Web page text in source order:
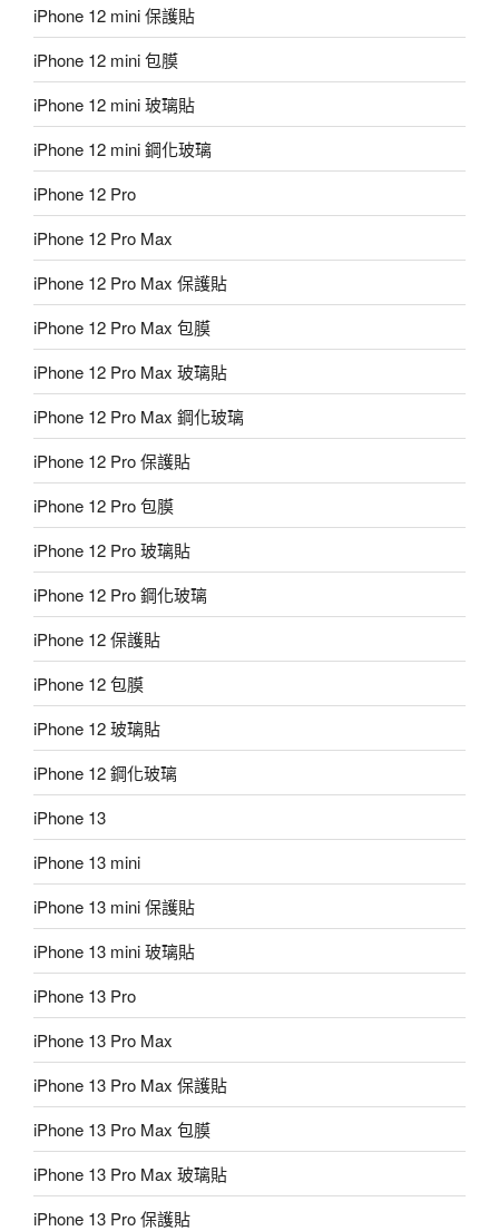
iPhone 12 mini 保護貼
iPhone 12 mini 包膜
iPhone 12 mini 玻璃貼
iPhone 12 mini 鋼化玻璃
iPhone 12 Pro
iPhone 12 Pro Max
iPhone 12 Pro Max 保護貼
iPhone 12 Pro Max 包膜
iPhone 12 Pro Max 玻璃貼
iPhone 12 Pro Max 鋼化玻璃
iPhone 12 Pro 保護貼
iPhone 12 Pro 包膜
iPhone 12 Pro 玻璃貼
iPhone 12 Pro 鋼化玻璃
iPhone 12 保護貼
iPhone 12 包膜
iPhone 12 玻璃貼
iPhone 12 鋼化玻璃
iPhone 13
iPhone 13 mini
iPhone 13 mini 保護貼
iPhone 13 mini 玻璃貼
iPhone 13 Pro
iPhone 13 Pro Max
iPhone 13 Pro Max 保護貼
iPhone 13 Pro Max 包膜
iPhone 13 Pro Max 玻璃貼
iPhone 13 Pro 保護貼